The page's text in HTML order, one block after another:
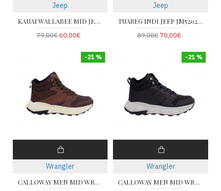
Jeep
KAUAI WALLABEE MID JEEP JM52042A-096
79,00€60,00€
Jeep
TUAREG INDI JEEP JM52022A-062
89,00€70,00€
-21 %
Wrangler
CALLOWAY MEN MID WRANGLER 20253025-34B
-21 %
Wrangler
CALLOWAY MEN MID WRANGLER 20253025-25Y